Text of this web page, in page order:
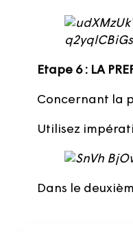
Etape 6 : LA
Concernant la
Utilisez
Dans le